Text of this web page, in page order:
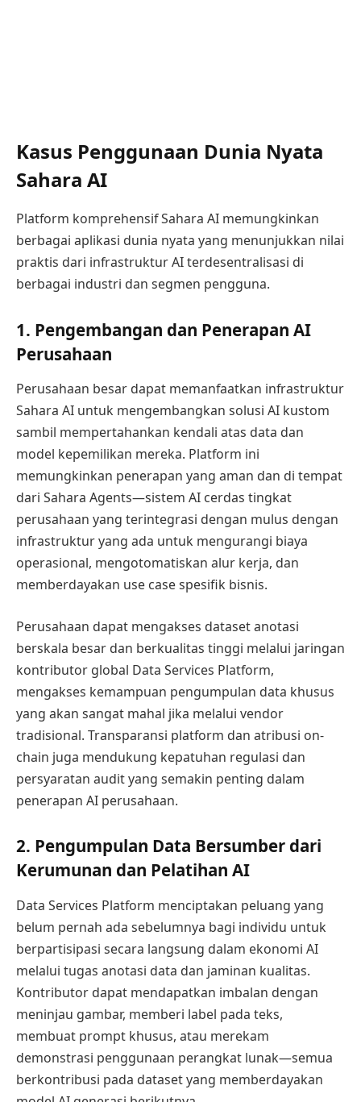
Kasus Penggunaan Dunia Nyata
Sahara AI
Platform komprehensif Sahara AI memungkinkan
berbagai aplikasi dunia nyata yang menunjukkan nilai
praktis dari infrastruktur AI terdesentralisasi di
berbagai industri dan segmen pengguna.
1. Pengembangan dan Penerapan AI
Perusahaan
Perusahaan besar dapat memanfaatkan infrastruktur
Sahara AI untuk mengembangkan solusi AI kustom
sambil mempertahankan kendali atas data dan
model kepemilikan mereka. Platform ini
memungkinkan penerapan yang aman dan di tempat
dari Sahara Agents—sistem AI cerdas tingkat
perusahaan yang terintegrasi dengan mulus dengan
infrastruktur yang ada untuk mengurangi biaya
operasional, mengotomatiskan alur kerja, dan
memberdayakan use case spesifik bisnis.
Perusahaan dapat mengakses dataset anotasi
berskala besar dan berkualitas tinggi melalui jaringan
kontributor global Data Services Platform,
mengakses kemampuan pengumpulan data khusus
yang akan sangat mahal jika melalui vendor
tradisional. Transparansi platform dan atribusi on-
chain juga mendukung kepatuhan regulasi dan
persyaratan audit yang semakin penting dalam
penerapan AI perusahaan.
2. Pengumpulan Data Bersumber dari
Kerumunan dan Pelatihan AI
Data Services Platform menciptakan peluang yang
belum pernah ada sebelumnya bagi individu untuk
berpartisipasi secara langsung dalam ekonomi AI
melalui tugas anotasi data dan jaminan kualitas.
Kontributor dapat mendapatkan imbalan dengan
meninjau gambar, memberi label pada teks,
membuat prompt khusus, atau merekam
demonstrasi penggunaan perangkat lunak—semua
berkontribusi pada dataset yang memberdayakan